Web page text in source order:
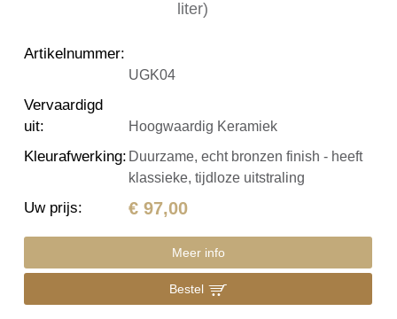
Artikelnummer:
UGK04
Vervaardigd
uit: Hoogwaardig Keramiek
Kleurafwerking: Duurzame, echt bronzen finish - heeft
klassieke, tijdloze uitstraling
Uw prijs: € 97,00
Meer info
Bestel